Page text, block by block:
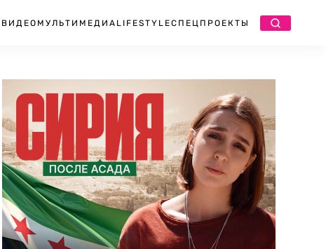
ВИДЕО МУЛЬТИМЕДИА LIFESTYLEСПЕЦПРОЕКТЫ